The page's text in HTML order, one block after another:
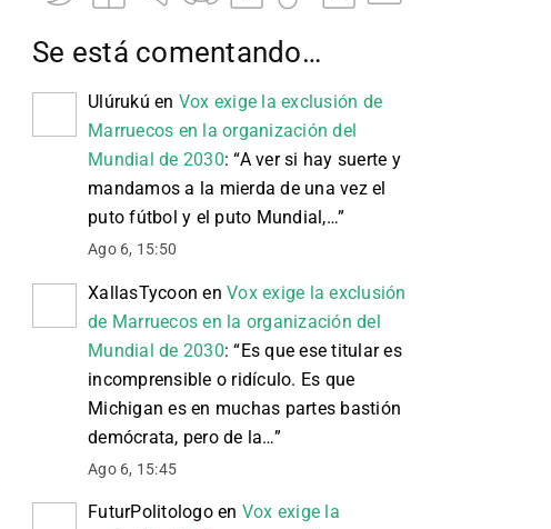
Se está comentando…
Ulúrukú en Vox exige la exclusión de
Marruecos en la organización del
Mundial de 2030: “A ver si hay suerte y
mandamos a la mierda de una vez el
puto fútbol y el puto Mundial,…”
Ago 6, 15:50
XallasTycoon en Vox exige la exclusión
de Marruecos en la organización del
Mundial de 2030: “Es que ese titular es
incomprensible o ridículo. Es que
Michigan es en muchas partes bastión
demócrata, pero de la…”
Ago 6, 15:45
FuturPolitologoen Vox exige la